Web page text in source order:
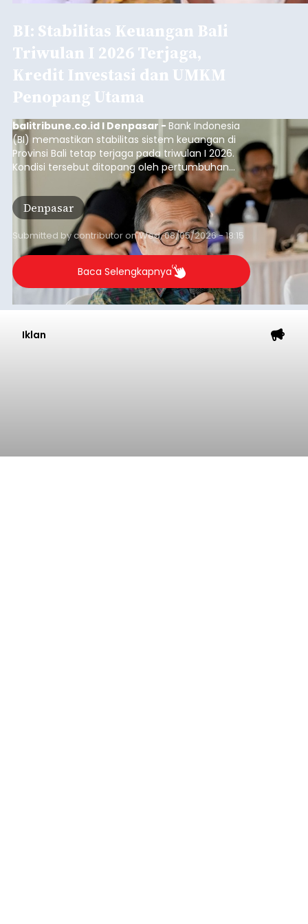
BI: Stabilitas Keuangan Bali
Triwulan I 2026 Terjaga,
Kredit Investasi dan UMKM
Penopang Utama
balitribune.co.id I Denpasar - Bank Indonesia
(BI) memastikan stabilitas sistem keuangan di
Provinsi Bali tetap terjaga pada triwulan I 2026.
Kondisi tersebut ditopang oleh pertumbuhan
penyaluran kredit yang masih positif, terutama
pada sektor-sektor utama penggerak ekonomi
daerah, dengan risiko kredit yang tetap
terkendali.
Denpasar
Submitted bycontributoronWed, 08/05/2026 - 18:15
Baca Selengkapnya
Iklan